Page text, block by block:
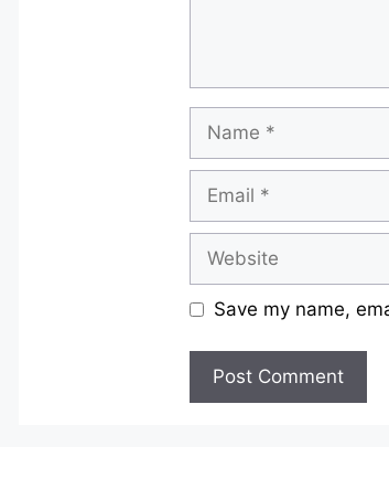
Save my name,